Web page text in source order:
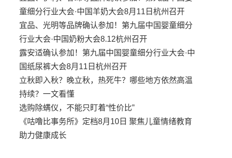
童细分行业大会·中国羊奶大会8月11日杭州召开
宜品、光明等品牌确认参加！第九届中国婴童细分
行业大会·中国奶粉大会8.12杭州召开
露安适确认参加！第九届中国婴童细分行业大会·中
国纸尿裤大会8月11日杭州召开
立秋即入秋？晚立秋，热死牛？哪些地方依然高温
持续？一文看懂
选购除螨仪，不能只盯着“性价比”
《咕噜比事务所》定档8月10日 聚焦儿童情绪教育
助力健康成长